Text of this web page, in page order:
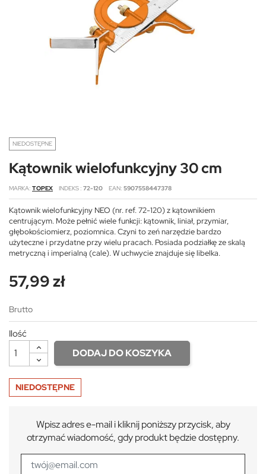
NIEDOSTĘPNE
Kątownik wielofunkcyjny 30 cm
MARKA TOPEX INDEKS 72-120 EAN 5907558447378
Kątownik wielofunkcyjny NEO (nr. ref. 72-120) z kątownikiem
centrującym. Może pełnić wiele funkcji: kątownik, liniał, przymiar,
głębokościomierz, poziomnica. Czyni to zeń narzędzie bardzo
użyteczne i przydatne przy wielu pracach. Posiada podziałkę ze skalą
metryczną i imperialną (cale). W uchwycie znajduje się libelka.
57,99 zł
Brutto
Ilość
DODAJ DO KOSZYKA
NIEDOSTĘPNE
Wpisz adres e-mail i kliknij poniższy przycisk, aby
otrzymać wiadomość, gdy produkt będzie dostępny.